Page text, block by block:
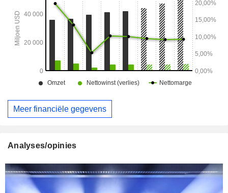
Meer financiële gegevens
Analyses/opinies